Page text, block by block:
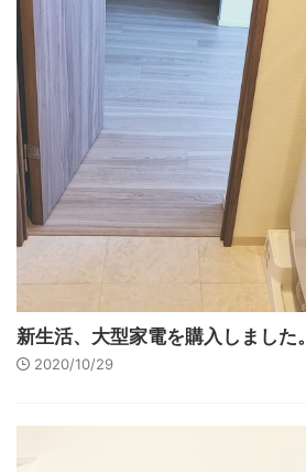
新生活、大型家電を購入しました。
2020/10/29